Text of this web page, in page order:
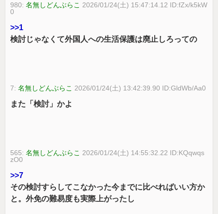
980:名無しどんぶらこ 2026/01/24(土) 15:47:14.12 ID:fZx/k5kW
0
>>1
検討じゃなくて外国人への生活保護は廃止しろっての
7:名無しどんぶらこ 2026/01/24(土) 13:42:39.90 ID:GldWb/Aa0
また「検討」かよ
565:名無しどんぶらこ 2026/01/24(土) 14:55:32.22 ID:KQqwqs
zO0
>>7
その検討すらしてこなかった今までに比べればいい方か
と。外免の難易度も実際上がったし